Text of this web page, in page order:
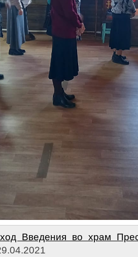
Введения во храм